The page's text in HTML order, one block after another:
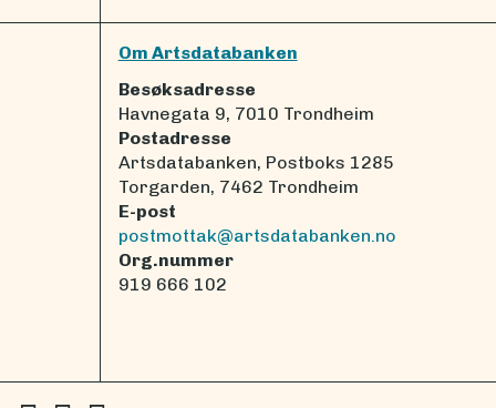
Om Artsdatabanken
Besøksadresse
Havnegata 9, 7010 Trondheim
Postadresse
Artsdatabanken, Postboks 1285
Torgarden, 7462 Trondheim
E-post
postmottak@artsdatabanken.no
Org.nummer
919 666 102